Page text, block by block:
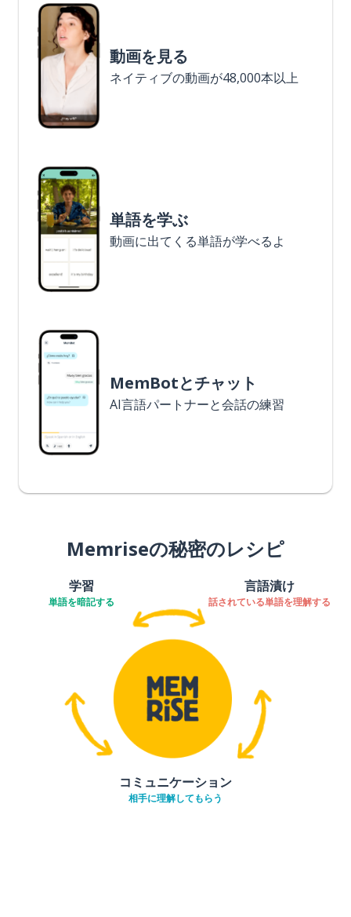
動画を見る
ネイティブの動画が48,000本以上
単語を学ぶ
動画に出てくる単語が学べるよ
MemBotとチャット
AI言語パートナーと会話の練習
Memriseの秘密のレシピ
学習
単語を暗記する
言語漬け
話されている単語を理解する
コミュニケーション
相手に理解してもらう